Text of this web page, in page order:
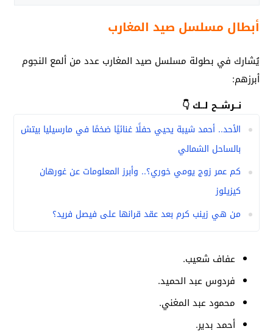
أبطال مسلسل صيد المغارب
يُشارك في بطولة مسلسل صيد المغارب عدد من ألمع النجوم
أبرزهم:
نــرشــح لــك 👇
الأحد.. أحمد شيبة يحيي حفلًا غنائيًا ضخمًا في مارسيليا بيتش
بالساحل الشمالي
كم عمر زوج يومي خوري؟.. وأبرز المعلومات عن غورهان
كيزيلوز
من هي زينب كرم بعد عقد قرانها على فيصل فريد؟
عفاف شعيب.
فردوس عبد الحميد.
محمود عبد المغني.
أحمد بدير.